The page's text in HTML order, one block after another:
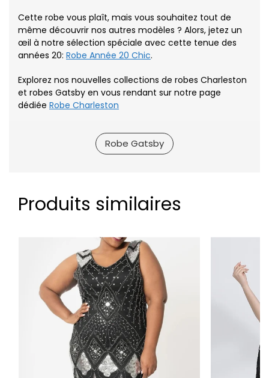
Cette robe vous plaît, mais vous souhaitez tout de
même découvrir nos autres modèles ? Alors, jetez un
œil à notre sélection spéciale avec cette tenue des
années 20: Robe Année 20 Chic.
Explorez nos nouvelles collections de robes Charleston
et robes Gatsby en vous rendant sur notre page
dédiée Robe Charleston
Robe Gatsby
Produits similaires